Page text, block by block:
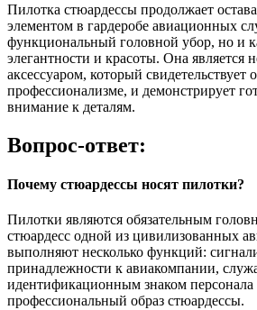
Пилотка стюардессы продолжает
элементом в гардеробе авиационных
функциональный головной убор, но и
элегантности и красоты. Она является
аксессуаром, который свидетельствует
профессионализме, и демонстрирует
внимание к деталям.
Вопрос-ответ:
Почему стюардессы носят пилотки?
Пилотки являются обязательным
стюардесс одной из цивилизованных
выполняют несколько функций:
принадлежности к авиакомпании,
идентификационным знаком
профессиональный образ стюардессы.